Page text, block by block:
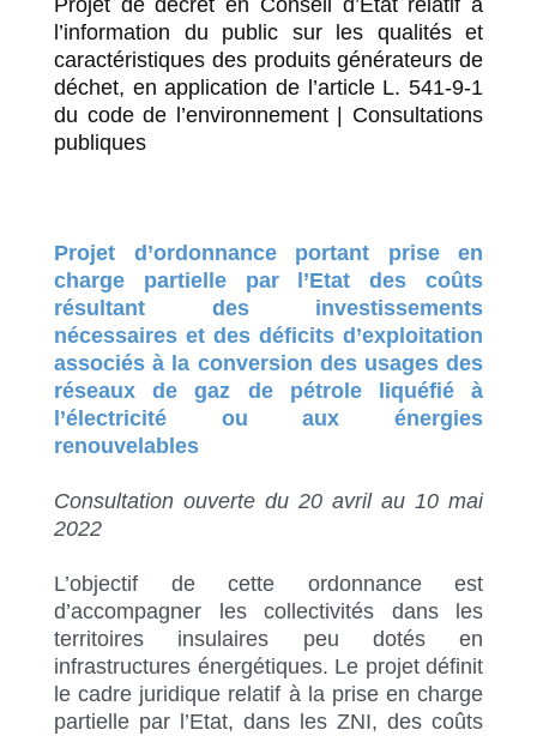
Projet de décret en Conseil d’Etat relatif à
l’information du public sur les qualités et
caractéristiques des produits générateurs de
déchet, en application de l’article L. 541-9-1
du code de l’environnement | Consultations
publiques
Projet d’ordonnance portant prise en
charge partielle par l’Etat des coûts
résultant des investissements
nécessaires et des déficits d’exploitation
associés à la conversion des usages des
réseaux de gaz de pétrole liquéfié à
l’électricité ou aux énergies
renouvelables
Consultation ouverte du 20 avril au 10 mai
2022
L’objectif de cette ordonnance est
d’accompagner les collectivités dans les
territoires insulaires peu dotés en
infrastructures énergétiques. Le projet définit
le cadre juridique relatif à la prise en charge
partielle par l’Etat, dans les ZNI, des coûts